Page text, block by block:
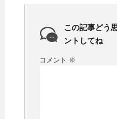
この記事どう
ントしてね
コメント ※